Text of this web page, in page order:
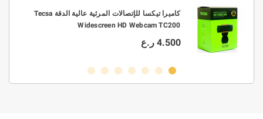
كاميرا تيكسا للإتصالات المرئية عالية الدقة Tecsa
Widescreen HD Webcam TC200
4.500 ر.ع